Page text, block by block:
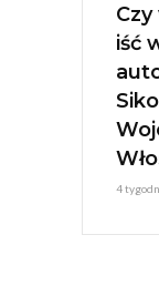
iść
4